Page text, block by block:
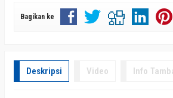
Bagikan ke
Deskripsi Video Info